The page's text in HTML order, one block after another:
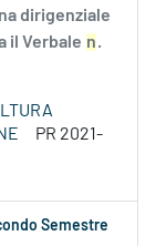
dirigenziale
il Verbale n.
PR 2021-
Semestre